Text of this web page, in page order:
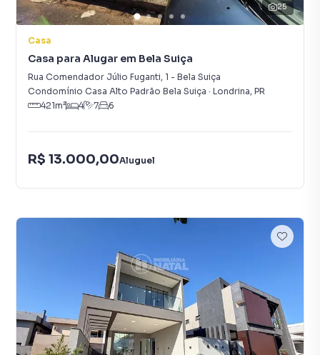
25
Casa
Casa para Alugar em Bela Suiça
Rua Comendador Júlio Fuganti, 1 - Bela Suiça
Condomínio Casa Alto Padrão Bela Suiça · Londrina, PR
421m² 4 7 6
R$ 13.000,00Aluguel